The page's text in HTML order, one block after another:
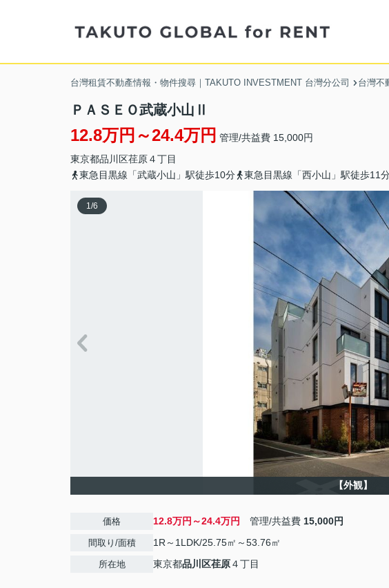
台灣租賃不動產情報・物件搜尋｜TAKUTO INVESTMENT 台灣分公司 台灣不
ＰＡＳＥＯ武蔵小山Ⅱ
12.8万円～24.4万円 管理/共益費 15,000円
東京都品川区荏原４丁目
東急目黒線「武蔵小山」駅徒歩10分
東急目黒線「西小山」駅徒歩11
1/6
【外観】
価格 12.8万円～24.4万円 管理/共益費 15,000円
間取り/面積 1R～1LDK/25.75㎡～53.76㎡
所在地 東京都品川区荏原４丁目